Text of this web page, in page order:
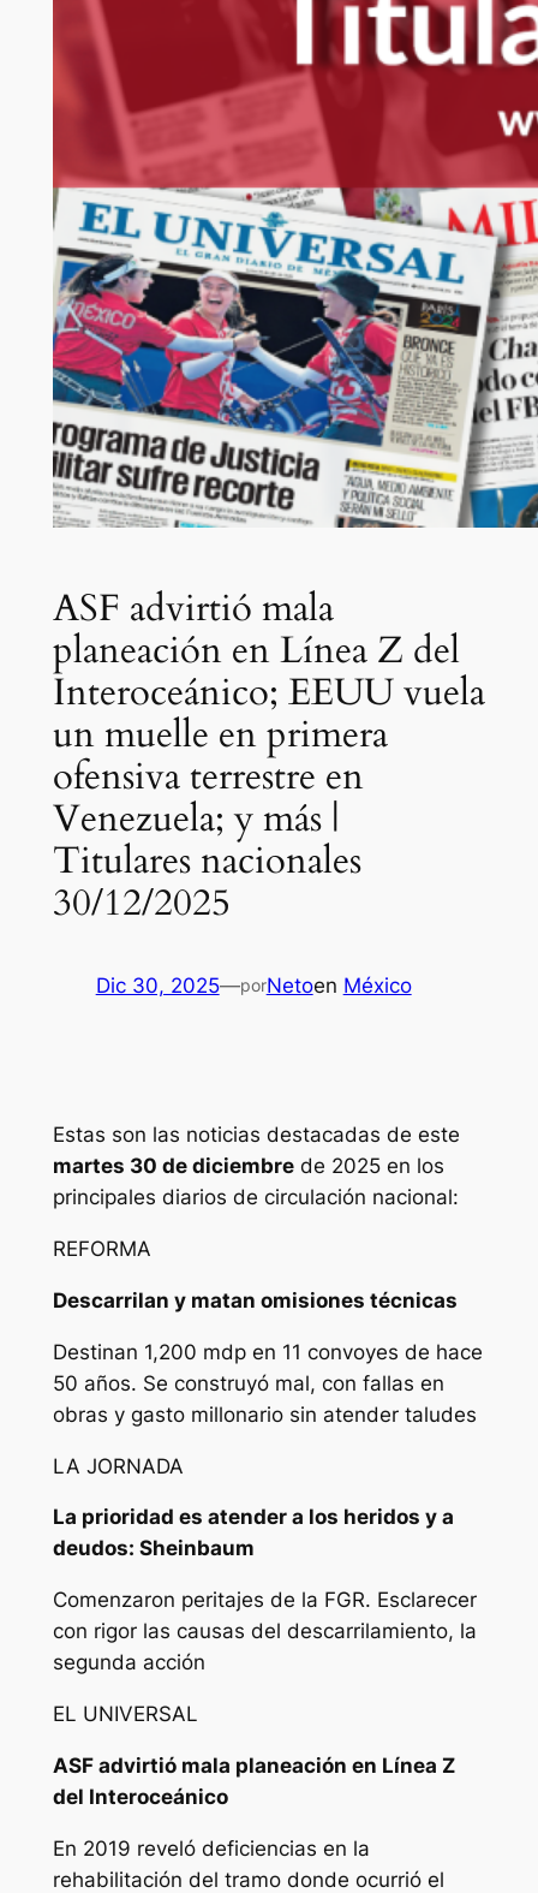
ASF advirtió mala
planeación en Línea Z del
Interoceánico; EEUU vuela
un muelle en primera
ofensiva terrestre en
Venezuela; y más |
Titulares nacionales
30/12/2025
Dic 30, 2025—porNetoen México
Estas son las noticias destacadas de este
martes 30 de diciembrede 2025 en los
principales diarios de circulación nacional:
REFORMA
Descarrilan y matan omisiones técnicas
Destinan 1,200 mdp en 11 convoyes de hace
50 años. Se construyó mal, con fallas en
obras y gasto millonario sin atender taludes
LA JORNADA
La prioridad es atender a los heridos y a
deudos: Sheinbaum
Comenzaron peritajes de la FGR. Esclarecer
con rigor las causas del descarrilamiento, la
segunda acción
EL UNIVERSAL
ASF advirtió mala planeación en Línea Z
del Interoceánico
En 2019 reveló deficiencias en la
rehabilitación del tramo donde ocurrió el